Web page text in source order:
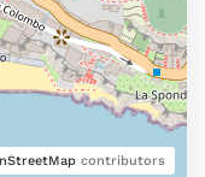
contributors